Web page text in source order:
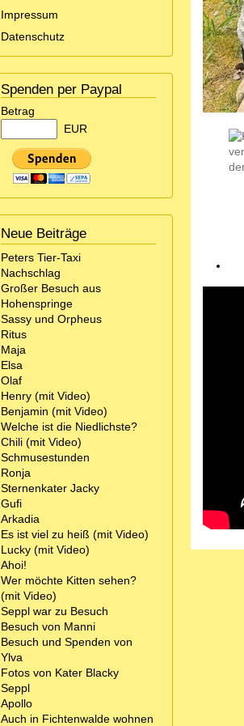
Impressum
Datenschutz
Spenden per Paypal
Betrag
EUR
Neue Beiträge
Peters Tier-Taxi
Nachschlag
Großer Besuch aus
Hohenspringe
Sassy und Orpheus
Ritus
Maja
Elsa
Olaf
Henry (mit Video)
Benjamin (mit Video)
Welche ist die Niedlichste?
Chili (mit Video)
Schmusestunden
Ronja
Sternenkater Jacky
Gufi
Arkadia
Es ist viel zu heiß (mit Video)
Lucky (mit Video)
Ahoi!
Wer möchte Kitten sehen?
(mit Video)
Seppl war zu Besuch
Besuch von Manni
Besuch und Spenden von
Ylva
Fotos von Kater Blacky
Seppl
Apollo
Auch in Fichtenwalde wohnen